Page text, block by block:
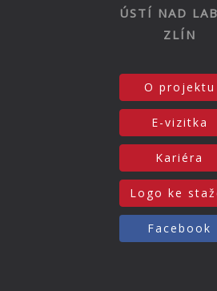
ÚSTÍ NAD
ZLÍN
O projektu
E-vizitka
Kariéra
Logo ke
Facebook